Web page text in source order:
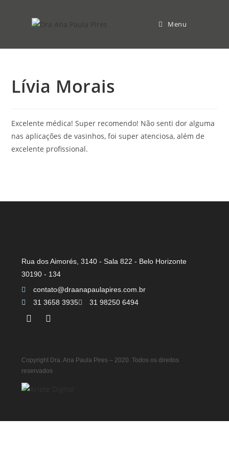
Menu
Lívia Morais
Excelente médica! Super recomendo! Não senti dor alguma
nas aplicações de vasinhos, foi super atenciosa, além de
excelente profissional.
Rua dos Aimorés, 3140 - Sala 822 - Belo Horizonte
30190 - 134
contato@draanapaulapires.com.br
31 3658 3935
31 98250 6494
Copyright Dra. Ana Paula Pires – 2020. Todos os direitos
reservados